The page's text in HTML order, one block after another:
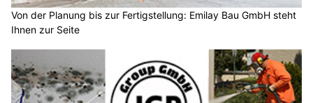
Von der Planung bis zur Fertigstellung: Emilay Bau GmbH steht
Ihnen zur Seite